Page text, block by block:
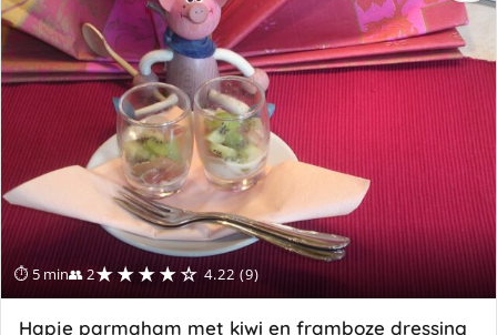
⏱ 5 min👥 2★★★★☆ 4.22 (9)
Hapje parmaham met kiwi en framboze dressing